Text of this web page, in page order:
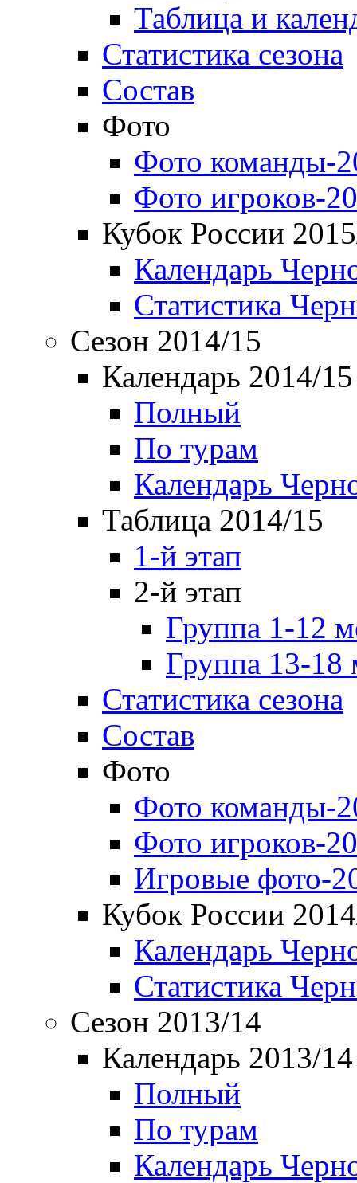
Таблица и
Статистика сезона
Состав
Фото
Фото команды-
Фото игроков-
Кубок России
Календарь
Статистика
Сезон 2014/15
Календарь 2014/15
Полный
По турам
Календарь
Таблица 2014/15
1-й этап
2-й этап
Группа 1-12
Группа 13-18
Статистика сезона
Состав
Фото
Фото команды-
Фото игроков-
Игровые фото-
Кубок России
Календарь
Статистика
Сезон 2013/14
Календарь 2013/14
Полный
По турам
Календарь